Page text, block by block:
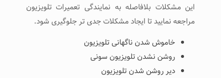
این مشکلات بلافاصله به نمایندگی تعمیرات تلویزیون
مراجعه نمایید تا ایجاد مشکلات جدی تر جلوگیری شود.
خاموش شدن ناگهانی تلویزیون
روشن نشدن تلویزیون سونی
دیر روشن شدن تلویزیون